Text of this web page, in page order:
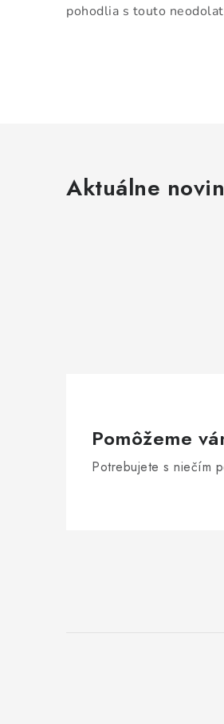
pohodlia s touto
Aktuálne
Pomôžeme
Potrebujete s niečím